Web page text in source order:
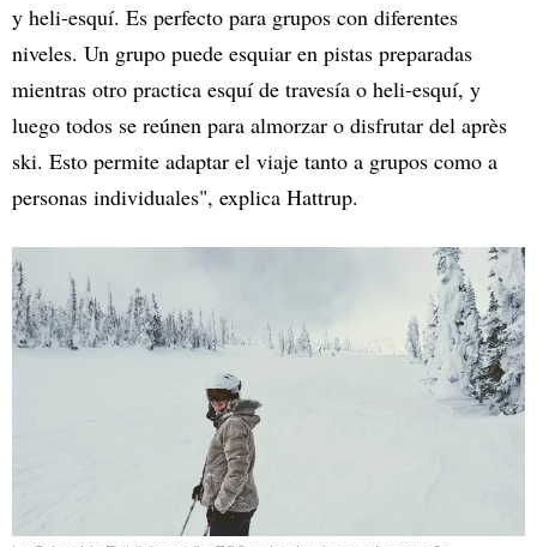
y heli-esquí. Es perfecto para grupos con diferentes
niveles. Un grupo puede esquiar en pistas preparadas
mientras otro practica esquí de travesía o heli-esquí, y
luego todos se reúnen para almorzar o disfrutar del après
ski. Esto permite adaptar el viaje tanto a grupos como a
personas individuales", explica Hattrup.